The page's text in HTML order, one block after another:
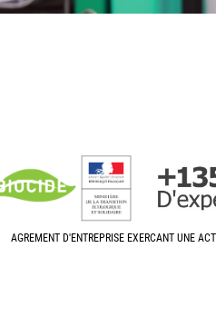
AGREMENT D'ENTREPRISE EXERCANT UNE